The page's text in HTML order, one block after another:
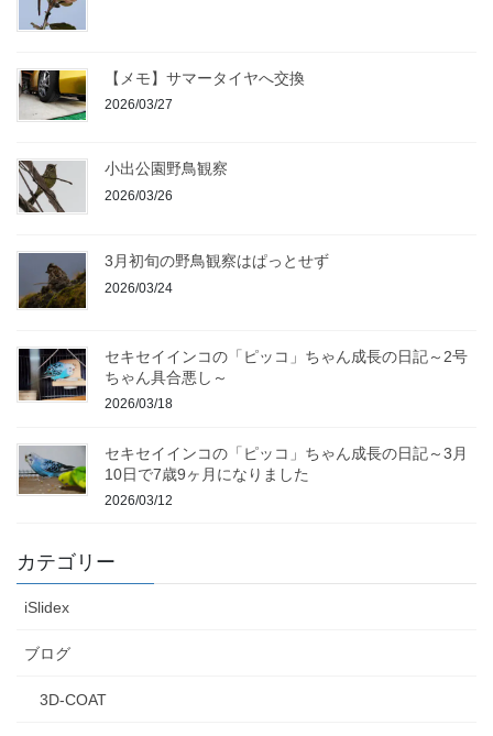
【メモ】サマータイヤへ交換
2026/03/27
小出公園野鳥観察
2026/03/26
3月初旬の野鳥観察はぱっとせず
2026/03/24
セキセイインコの「ピッコ」ちゃん成長の日記～2号
ちゃん具合悪し～
2026/03/18
セキセイインコの「ピッコ」ちゃん成長の日記～3月
10日で7歳9ヶ月になりました
2026/03/12
カテゴリー
iSlidex
ブログ
3D-COAT